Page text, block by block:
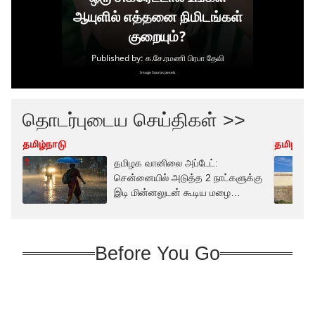
தொடர்புடைய செய்திகள் >>
தமிழ்நாடு
தமிழக வானிலை அப்டேட்:
சென்னையில் அடுத்த 2 நாட்களுக்கு
இடி மின்னலுடன் கூடிய மழை
Before You Go